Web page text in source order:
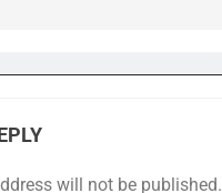
will not be published.